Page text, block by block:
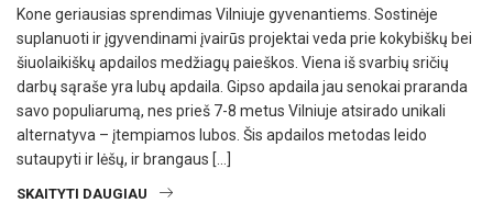
Kone geriausias sprendimas Vilniuje gyvenantiems. Sostinėje
suplanuoti ir įgyvendinami įvairūs projektai veda prie kokybiškų bei
šiuolaikiškų apdailos medžiagų paieškos. Viena iš svarbių sričių
darbų sąraše yra lubų apdaila. Gipso apdaila jau senokai praranda
savo populiarumą, nes prieš 7-8 metus Vilniuje atsirado unikali
alternatyva – įtempiamos lubos. Šis apdailos metodas leido
sutaupyti ir lėšų, ir brangaus […]
SKAITYTI DAUGIAU